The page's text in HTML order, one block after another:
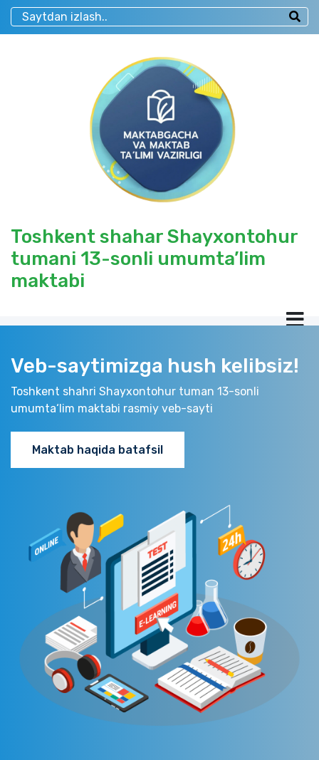
Toshkent shahar Shayxontohur
tumani 13-sonli umumta’lim
maktabi
Veb-saytimizga hush kelibsiz!
Toshkent shahri Shayxontohur tuman 13-sonli
umumta‘lim maktabi rasmiy veb-sayti
Maktab haqida batafsil